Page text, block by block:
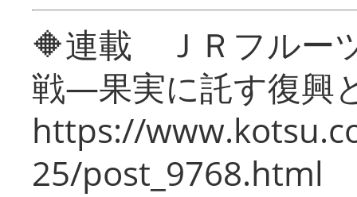
🔶連載 ＪＲフルー
戦―果実に託す復興
https://
25/post_9768.html